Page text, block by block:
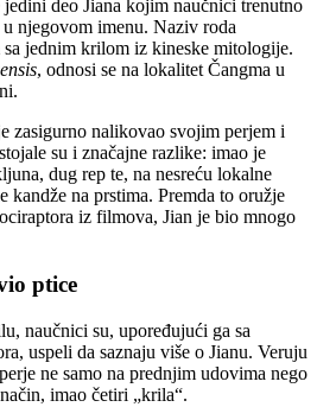
deo Jiana kojim naučnici trenutno
u njegovom imenu. Naziv roda
jednim krilom iz kineske mitologije.
, odnosi se na lokalitet Čangma u
zasigurno nalikovao svojim perjem i
su i značajne razlike: imao je
dug rep te, na nesreću lokalne
kandže na prstima. Premda to oružje
iz filmova, Jian je bio mnogo
ptice
naučnici su, upoređujući ga sa
uspeli da saznaju više o Jianu. Veruju
ne samo na prednjim udovima nego
imao četiri „krila“.